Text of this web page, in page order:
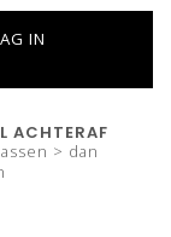
IN
ACHTERAF
> dan